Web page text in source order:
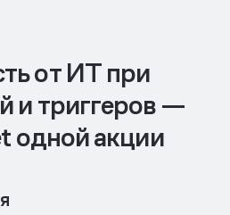
от ИТ при
и триггеров —
одной акции